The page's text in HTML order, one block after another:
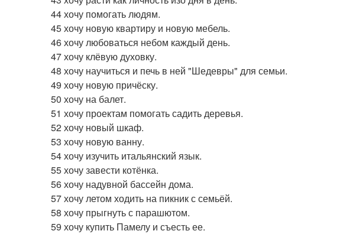
44 хочу помогать людям.
45 хочу новую квартиру и новую мебель.
46 хочу любоваться небом каждый день.
47 хочу клёвую духовку.
48 хочу научиться и печь в ней "Шедевры" для семьи.
49 хочу новую причёску.
50 хочу на балет.
51 хочу проектам помогать садить деревья.
52 хочу новый шкаф.
53 хочу новую ванну.
54 хочу изучить итальянский язык.
55 хочу завести котёнка.
56 хочу надувной бассейн дома.
57 хочу летом ходить на пикник с семьёй.
58 хочу прыгнуть с парашютом.
59 хочу купить Памелу и съесть ее.